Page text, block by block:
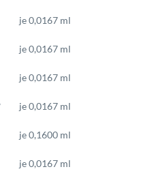
je 0,0167 ml
je 0,0167 ml
je 0,0167 ml
je 0,0167 ml
je 0,1600 ml
je 0,0167 ml